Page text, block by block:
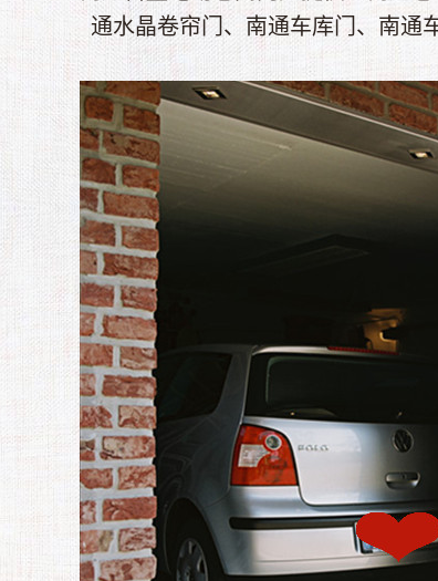
通水晶卷帘门、南通车库门、南通